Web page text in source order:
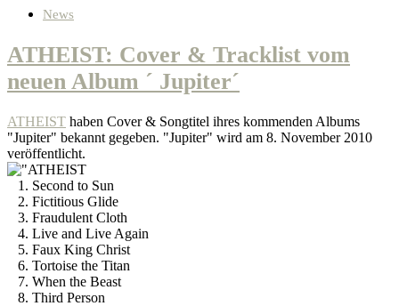
News
ATHEIST: Cover & Tracklist vom
neuen Album ´ Jupiter´
ATHEIST haben Cover & Songtitel ihres kommenden Albums
"Jupiter" bekannt gegeben. "Jupiter" wird am 8. November 2010
veröffentlicht.
1. Second to Sun
2. Fictitious Glide
3. Fraudulent Cloth
4. Live and Live Again
5. Faux King Christ
6. Tortoise the Titan
7. When the Beast
8. Third Person